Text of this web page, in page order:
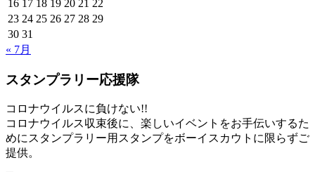
16 17 18 19 20 21 22
23 24 25 26 27 28 29
30 31
« 7月
スタンプラリー応援隊
コロナウイルスに負けない!!
コロナウイルス収束後に、楽しいイベントをお手伝いするた
めにスタンプラリー用スタンプをボーイスカウトに限らずご
提供。